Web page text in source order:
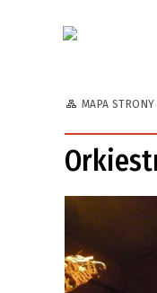
MAPA STRONY